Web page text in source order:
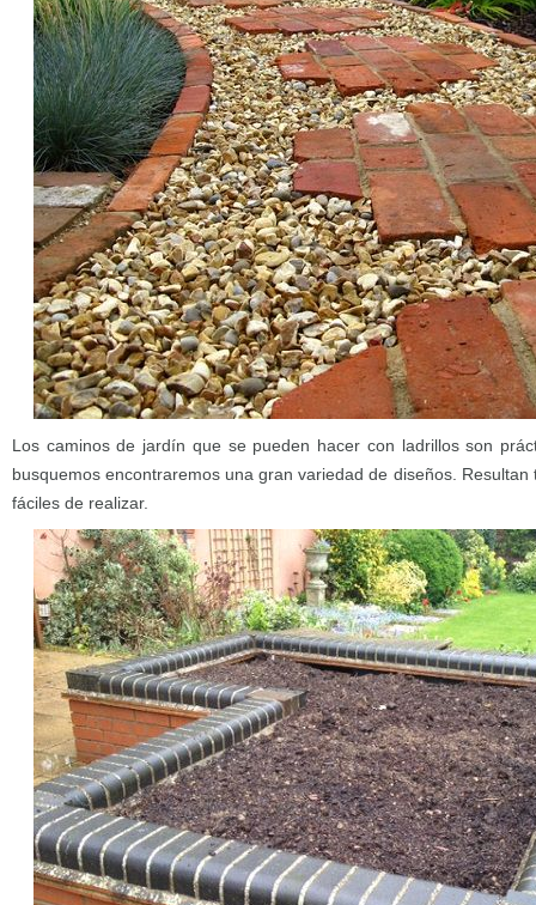
Los caminos de jardín que se pueden hacer con ladrillos son
busquemos encontraremos una gran variedad de diseños.
fáciles de realizar.